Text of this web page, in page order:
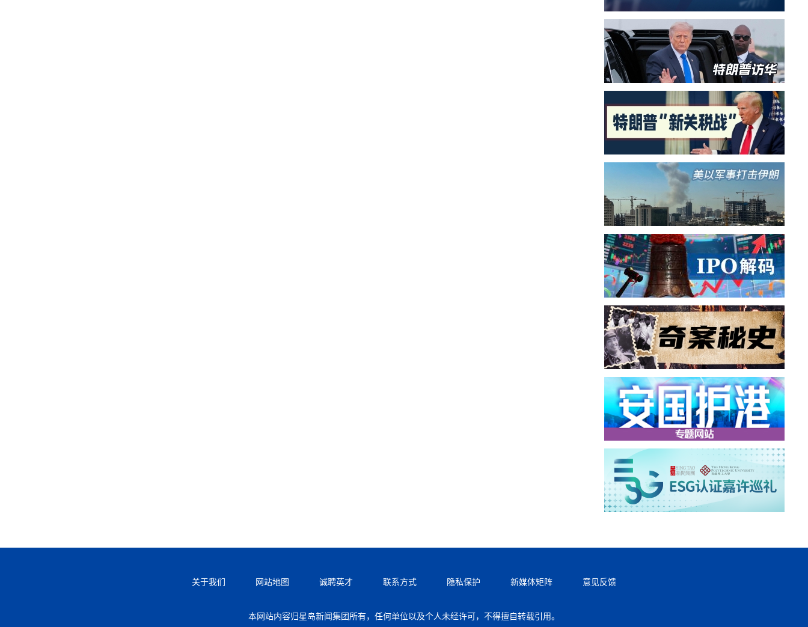
关于我们 网站地图 诚聘英才 联系方式 隐私保护 新媒体矩阵 意见反馈
本网站内容归星岛新闻集团所有，任何单位以及个人未经许可，不得擅自转载引用。